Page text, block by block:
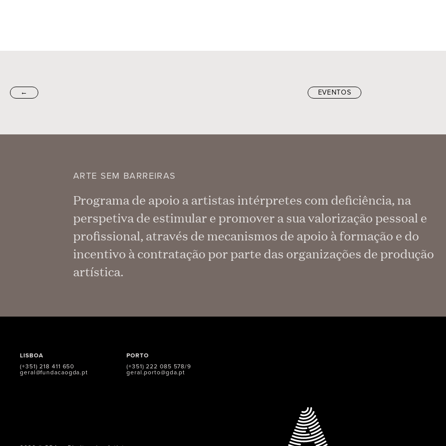
← EVENTOS
ARTE SEM BARREIRAS
Programa de apoio a artistas intérpretes com deficiência, na
perspetiva de estimular e promover a sua valorização pessoal e
profissional, através de mecanismos de apoio à formação e do
incentivo à contratação por parte das organizações de produção
artística.
LISBOA
(+351) 218 411 650
geral@fundacaogda.pt
PORTO
(+351) 222 085 578/9
geral.porto@gda.pt